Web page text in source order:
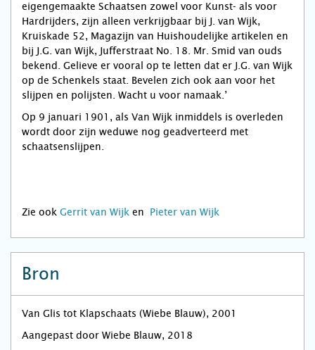
eigengemaakte Schaatsen zowel voor Kunst- als voor
Hardrijders, zijn alleen verkrijgbaar bij J. van Wijk,
Kruiskade 52, Magazijn van Huishoudelijke artikelen en
bij J.G. van Wijk, Jufferstraat No. 18. Mr. Smid van ouds
bekend. Gelieve er vooral op te letten dat er J.G. van Wijk
op de Schenkels staat. Bevelen zich ook aan voor het
slijpen en polijsten. Wacht u voor namaak.’
Op 9 januari 1901, als Van Wijk inmiddels is overleden
wordt door zijn weduwe nog geadverteerd met
schaatsenslijpen.
Zie ook Gerrit van Wijk en Pieter van Wijk
Bron
Van Glis tot Klapschaats (Wiebe Blauw), 2001
Aangepast door Wiebe Blauw, 2018